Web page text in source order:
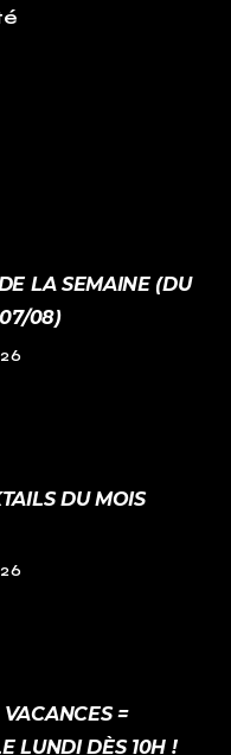
LA SEMAINE (DU
08)
DU MOIS
=
LUNDI DÈS 10H !